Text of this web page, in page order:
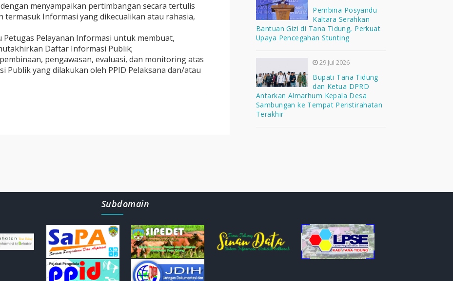
menyampaikan pertimbangan secara tertulis
Informasi yang dikecualikan atau rahasia,
Petugas Pelayanan Informasi untuk membuat,
Daftar Informasi Publik;
pengawasan, evaluasi, dan monitoring atas
Publik yang dilakukan oleh PPID Pelaksana dan/atau
Pembina Posyandu
Kaltara Serahkan
Bantuan Gizi di Tana Tidung, Perkuat
Upaya Pencegahan Stunting
29 Jul 2026
Bupati Tana Tidung
dan Ketua DPRD
Antarkan Almarhum Kepala Desa
Sambungan ke Tempat Peristirahatan
Terakhir
Subdomain